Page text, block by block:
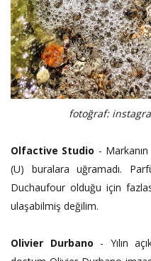
fotoğraf:
Olfactive Studio -
(U) buralara uğramadı.
Duchaufour olduğu için
ulaşabilmiş değilim.
Olivier Durbano - Yılın